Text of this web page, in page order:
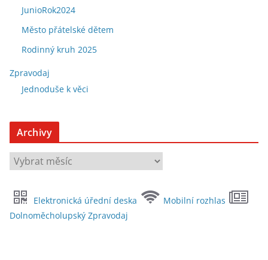
JunioRok2024
Město přátelské dětem
Rodinný kruh 2025
Zpravodaj
Jednoduše k věci
Archivy
A
r
h
i
Elektronická úřední deska
Mobilní rozhlas
Dolnoměcholupský Zpravodaj